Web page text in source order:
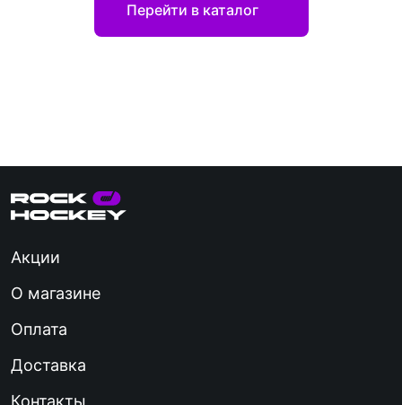
Перейти в каталог
Акции
О магазине
Оплата
Доставка
Контакты